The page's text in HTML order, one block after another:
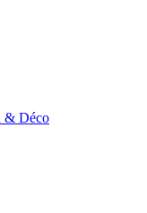
& Déco